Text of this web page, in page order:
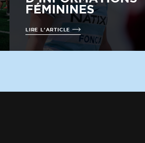
FÉMININES
LIRE L'ARTICLE